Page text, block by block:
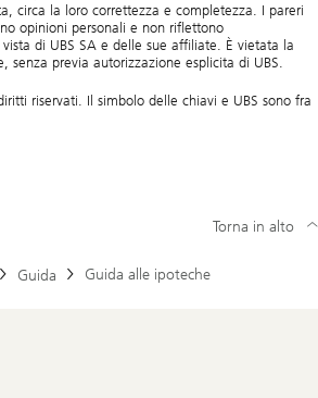
circa la loro correttezza e completezza. I pareri
opinioni personali e non riflettono
di UBS SA e delle sue affiliate. È vietata la
senza previa autorizzazione esplicita di UBS.
riservati. Il simbolo delle chiavi e UBS sono fra
Guida Guida alle ipoteche
Torna in alto